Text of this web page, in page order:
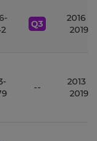
Q3
2016 -
2019
--
2013 -
2019